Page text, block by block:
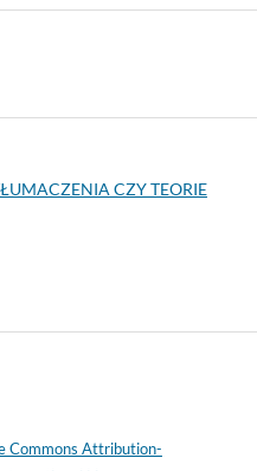
CZY TEORIE
Commons Attribution-